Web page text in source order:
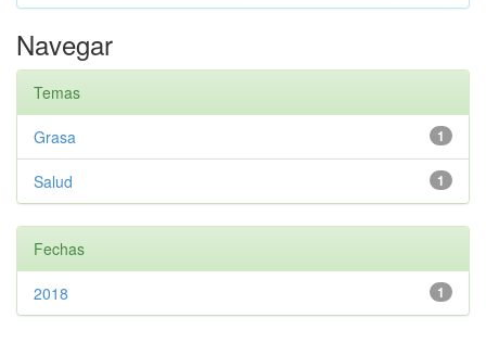
Navegar
Temas
1
Grasa
1
Salud
Fechas
1
2018